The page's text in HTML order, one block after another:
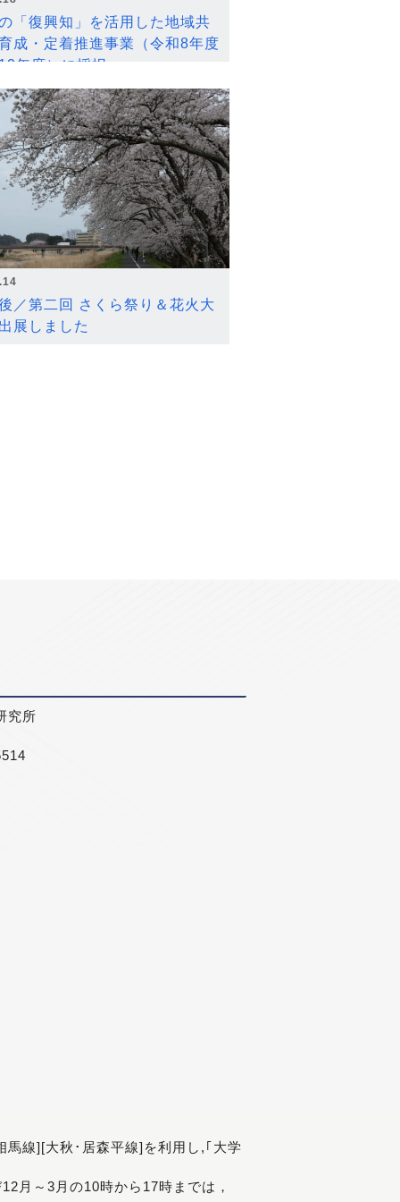
「復興知」を活用した地域共
成・定着推進事業（令和8年度
年度）に採択
／第二回 さくら祭り＆花火大
展しました
究所
線][大秋･居森平線]を利用し,｢大学
月～3月の10時から17時までは，